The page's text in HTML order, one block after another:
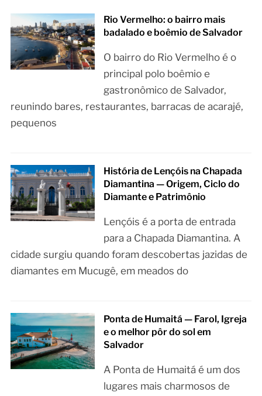
Rio Vermelho: o bairro mais
badalado e boêmio de Salvador
O bairro do Rio Vermelho é o
principal polo boêmio e
gastronômico de Salvador,
reunindo bares, restaurantes, barracas de acarajé,
pequenos
História de Lençóis na Chapada
Diamantina — Origem, Ciclo do
Diamante e Patrimônio
Lençóis é a porta de entrada
para a Chapada Diamantina. A
cidade surgiu quando foram descobertas jazidas de
diamantes em Mucugê, em meados do
Ponta de Humaitá — Farol, Igreja
e o melhor pôr do sol em
Salvador
A Ponta de Humaitá é um dos
lugares mais charmosos de